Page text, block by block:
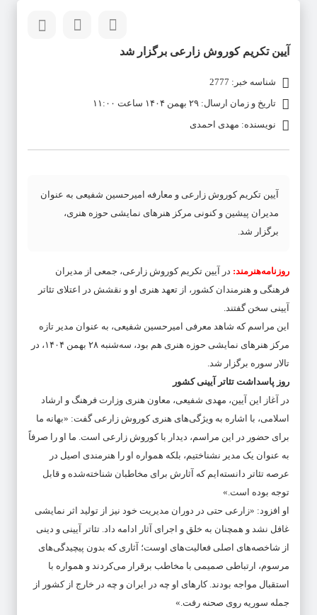
آیین تکریم کوروش زارعی برگزار شد
شناسه خبر: 2777
تاریخ و زمان ارسال: ۲۹ بهمن ۱۴۰۴ ساعت ۱۱:۰۰
نویسنده: مهدی احمدی
آیین تکریم کوروش زارعی و معارفه امیرحسین شفیعی به عنوان
مدیران پیشین و کنونی مرکز هنرهای نمایشی حوزه هنری،
برگزار شد.
روزنامه‌هنرمند: در آیین تکریم کوروش زارعی، جمعی از مدیران
فرهنگی و هنرمندان کشور، از تعهد هنری او و نقشش در اعتلای تئاتر
آیینی سخن گفتند.
این مراسم که شاهد معرفی امیرحسین شفیعی، به عنوان مدیر تازه
مرکز هنرهای نمایشی حوزه هنری هم بود، سه‌شنبه ۲۸ بهمن ۱۴۰۴، در
تالار سوره برگزار شد.
روز پاسداشت تئاتر آیینی کشور
در آغاز این آیین، مهدی شفیعی، معاون هنری وزارت فرهنگ و ارشاد
اسلامی، با اشاره به ویژگی‌های هنری کوروش زارعی گفت: «بهانه ما
برای حضور در این مراسم، دیدار با کوروش زارعی است. ما او را صرفاً
به عنوان یک مدیر نشناختیم، بلکه همواره او را هنرمندی اصیل در
عرصه تئاتر دانسته‌ایم که آثارش برای مخاطبان شناخته‌شده و قابل
توجه بوده است.»
او افزود: «زارعی حتی در دوران مدیریت خود نیز از تولید اثر نمایشی
غافل نشد و همچنان به خلق و اجرای آثار ادامه داد. تئاتر آیینی و دینی
از شاخصه‌های اصلی فعالیت‌های اوست؛ آثاری که بدون پیچیدگی‌های
مرسوم، ارتباطی صمیمی با مخاطب برقرار می‌کردند و همواره با
استقبال مواجه بودند. کارهای او چه در ایران و چه در خارج از کشور از
جمله سوریه روی صحنه رفت.»